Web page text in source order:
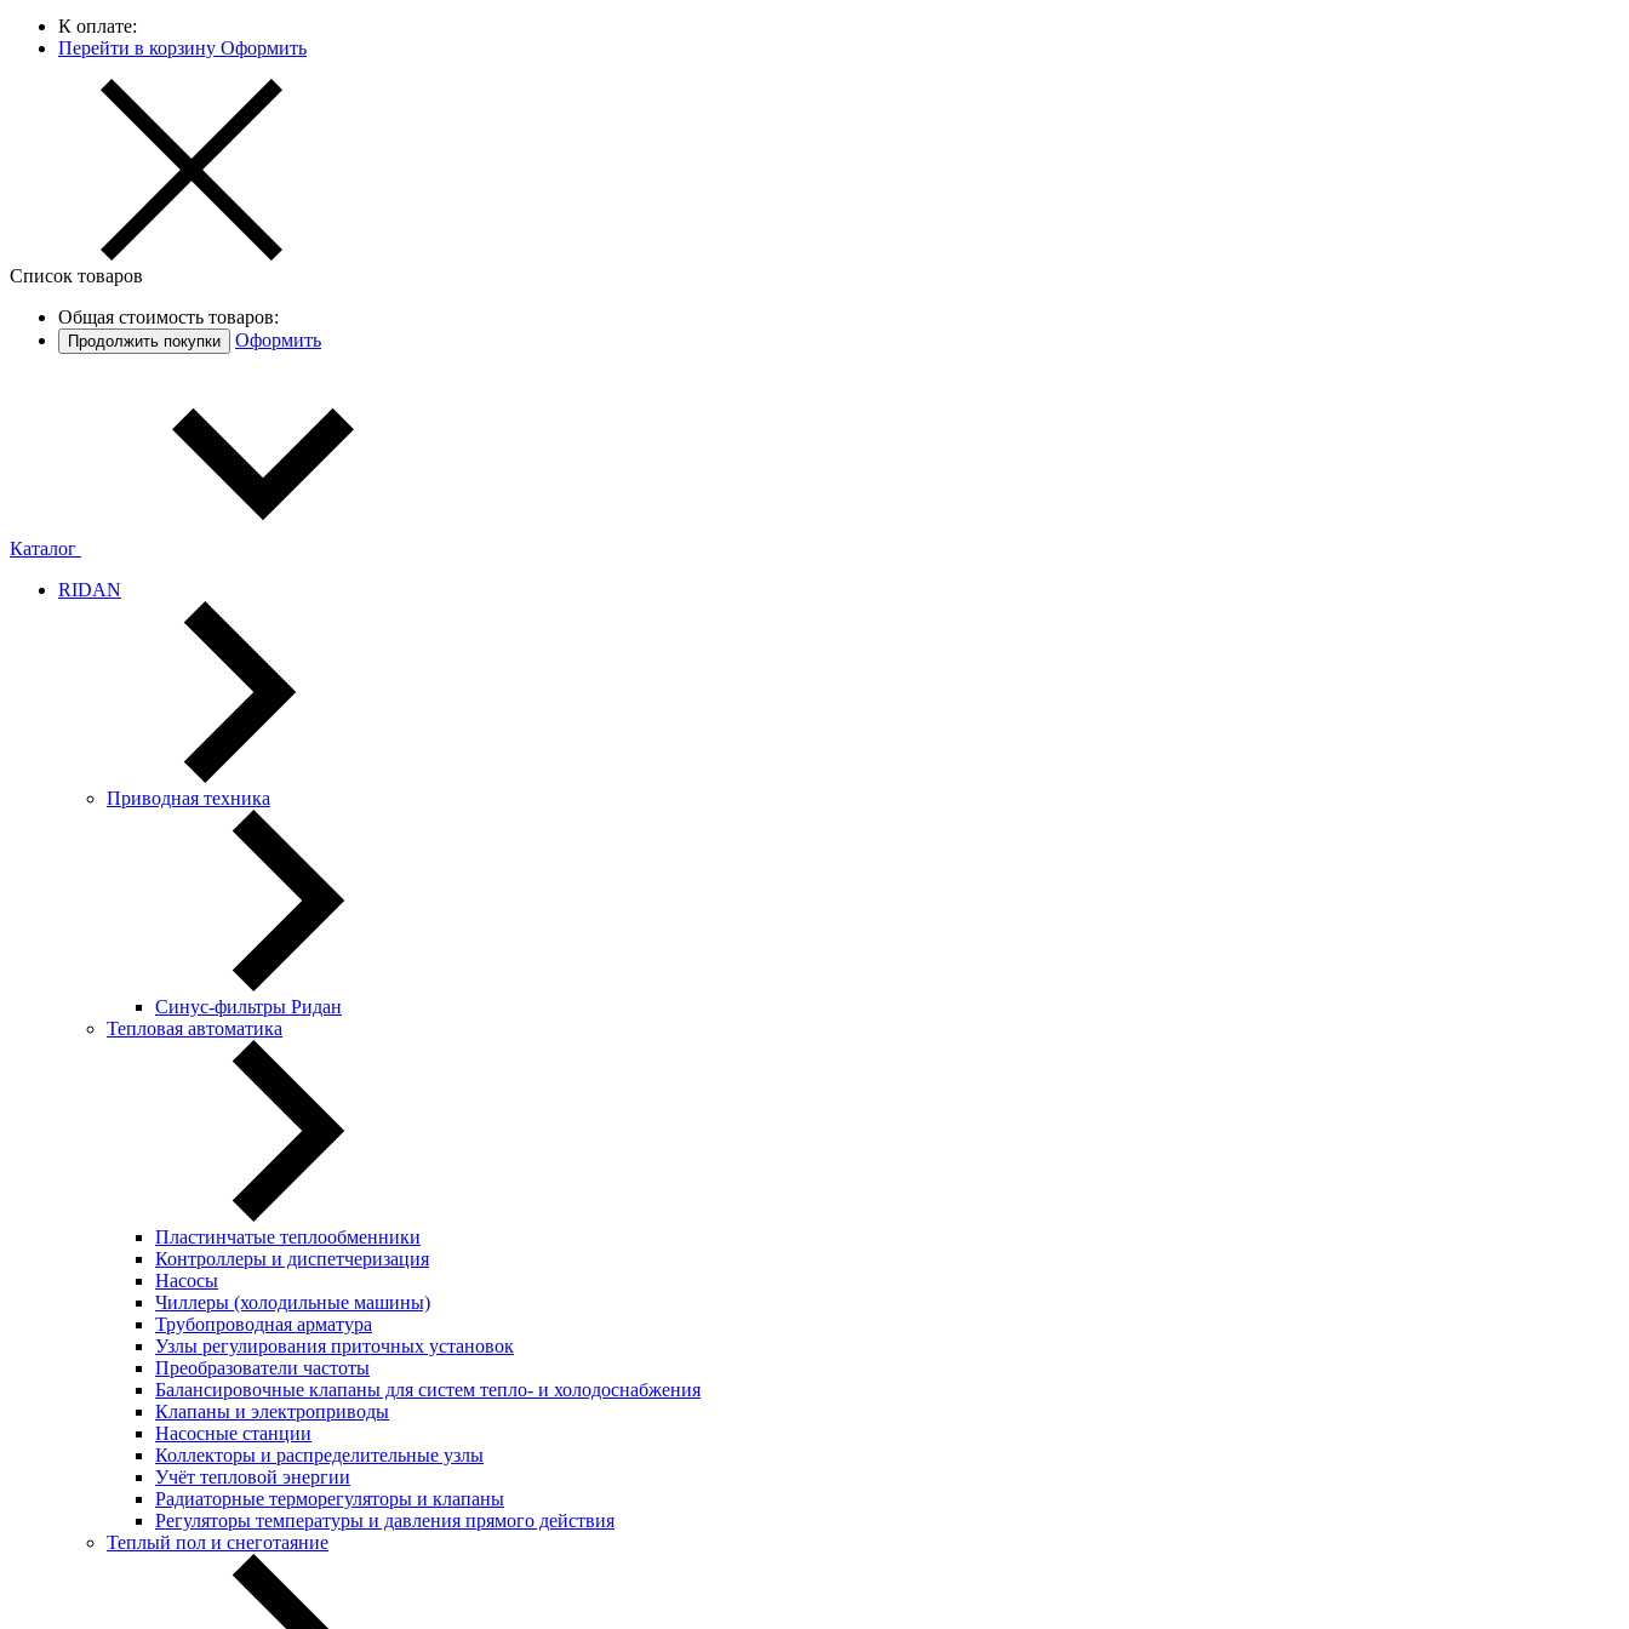
К оплате:
Перейти в корзину Оформить
Список товаров
Общая стоимость товаров:
Продолжить покупки Оформить
Каталог
RIDAN
Приводная техника
Синус-фильтры Ридан
Тепловая автоматика
Пластинчатые теплообменники
Контроллеры и диспетчеризация
Насосы
Чиллеры (холодильные машины)
Трубопроводная арматура
Узлы регулирования приточных установок
Преобразователи частоты
Балансировочные клапаны для систем тепло- и холодоснабжения
Клапаны и электроприводы
Насосные станции
Коллекторы и распределительные узлы
Учёт тепловой энергии
Радиаторные терморегуляторы и клапаны
Регуляторы температуры и давления прямого действия
Теплый пол и снеготаяние